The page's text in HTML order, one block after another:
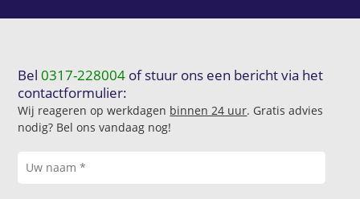
Bel0317-228004 of stuur ons een bericht via het
contactformulier:
Wij reageren op werkdagen binnen 24 uur. Gratis advies
nodig? Bel ons vandaag nog!